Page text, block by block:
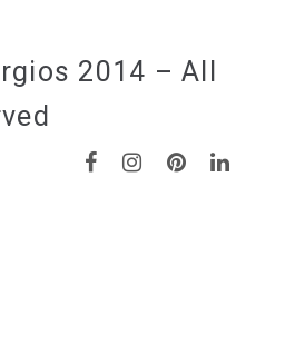
2014 – All